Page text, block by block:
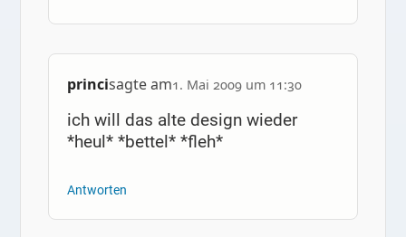
princisagte am1. Mai 2009 um 11:30
ich will das alte design wieder
*heul* *bettel* *fleh*
Antworten